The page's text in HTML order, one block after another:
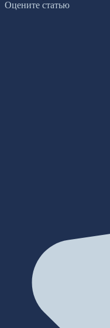
Оцените статью